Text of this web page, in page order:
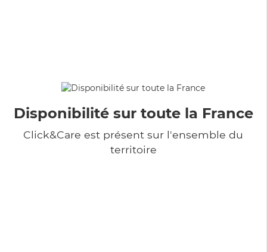
Disponibilité sur toute la France
Click&Care est présent sur l'ensemble du
territoire